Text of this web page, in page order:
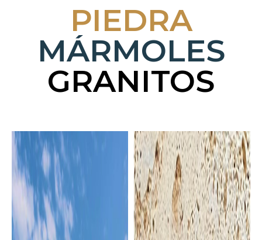
PIEDRA
MÁRMOLES
GRANITOS